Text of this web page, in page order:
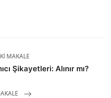
MAKALE
Şikayetleri: Alınır mı?